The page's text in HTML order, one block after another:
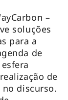
–
soluções
para a
de
de
discurso.